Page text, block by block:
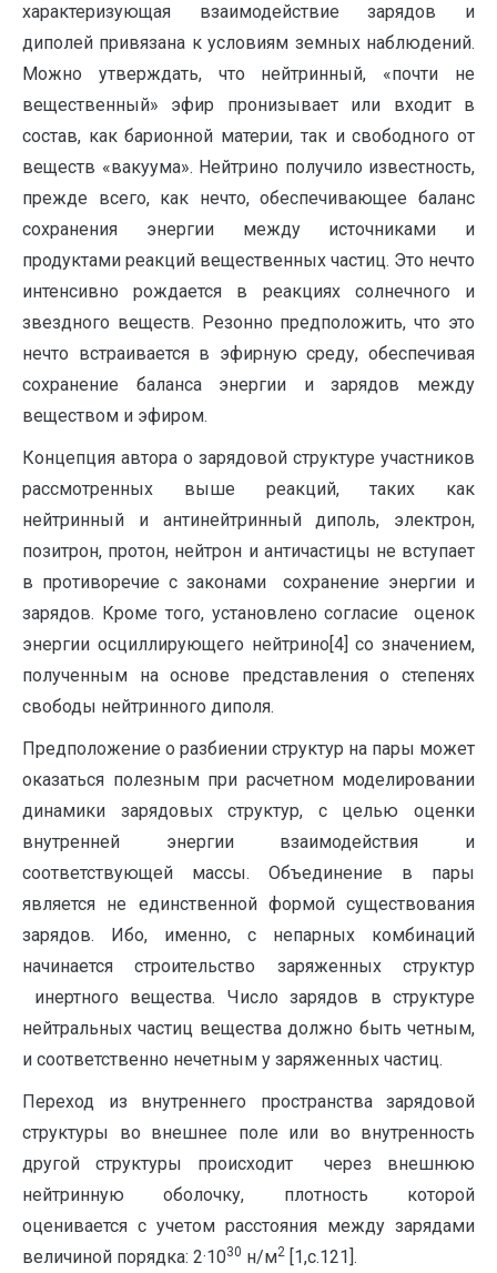
характеризующая взаимодействие зарядов и
диполей привязана к условиям земных наблюдений.
Можно утверждать, что нейтринный, «почти не
вещественный» эфир пронизывает или входит в
состав, как барионной материи, так и свободного от
веществ «вакуума». Нейтрино получило известность,
прежде всего, как нечто, обеспечивающее баланс
сохранения энергии между источниками и
продуктами реакций вещественных частиц. Это нечто
интенсивно рождается в реакциях солнечного и
звездного веществ. Резонно предположить, что это
нечто встраивается в эфирную среду, обеспечивая
сохранение баланса энергии и зарядов между
веществом и эфиром.
Концепция автора о зарядовой структуре участников
рассмотренных выше реакций, таких как
нейтринный и антинейтринный диполь, электрон,
позитрон, протон, нейтрон и античастицы не вступает
в противоречие с законами сохранение энергии и
зарядов. Кроме того, установлено согласие оценок
энергии осциллирующего нейтрино[4] со значением,
полученным на основе представления о степенях
свободы нейтринного диполя.
Предположение о разбиении структур на пары может
оказаться полезным при расчетном моделировании
динамики зарядовых структур, с целью оценки
внутренней энергии взаимодействия и
соответствующей массы. Объединение в пары
является не единственной формой существования
зарядов. Ибо, именно, с непарных комбинаций
начинается строительство заряженных структур
инертного вещества. Число зарядов в структуре
нейтральных частиц вещества должно быть четным,
и соответственно нечетным у заряженных частиц.
Переход из внутреннего пространства зарядовой
структуры во внешнее поле или во внутренность
другой структуры происходит через внешнюю
нейтринную оболочку, плотность которой
оценивается с учетом расстояния между зарядами
величиной порядка: 2·1030 н/м2 [1,с.121].